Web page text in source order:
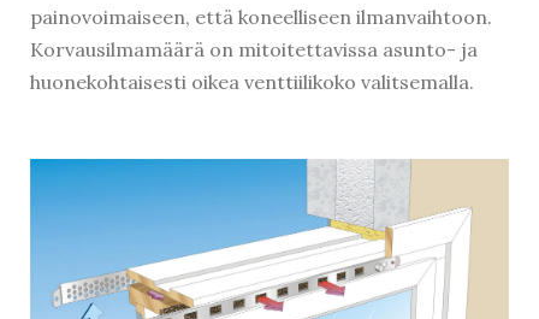
painovoimaiseen, että koneelliseen ilmanvaihtoon.
Korvausilmamäärä on mitoitettavissa asunto- ja
huonekohtaisesti oikea venttiilikoko valitsemalla.